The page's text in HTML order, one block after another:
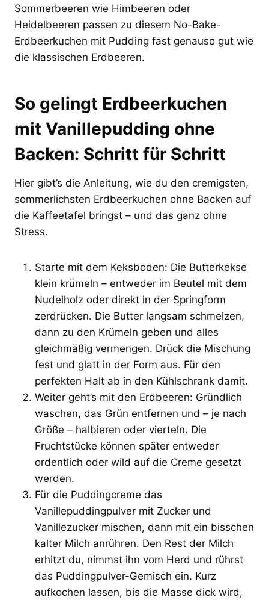
Sommerbeeren wie Himbeeren oder
Heidelbeeren passen zu diesem No-Bake-
Erdbeerkuchen mit Pudding fast genauso gut wie
die klassischen Erdbeeren.
So gelingt Erdbeerkuchen
mit Vanillepudding ohne
Backen: Schritt für Schritt
Hier gibt’s die Anleitung, wie du den cremigsten,
sommerlichsten Erdbeerkuchen ohne Backen auf
die Kaffeetafel bringst – und das ganz ohne
Stress.
Starte mit dem Keksboden: Die Butterkekse
klein krümeln – entweder im Beutel mit dem
Nudelholz oder direkt in der Springform
zerdrücken. Die Butter langsam schmelzen,
dann zu den Krümeln geben und alles
gleichmäßig vermengen. Drück die Mischung
fest und glatt in der Form aus. Für den
perfekten Halt ab in den Kühlschrank damit.
Weiter geht’s mit den Erdbeeren: Gründlich
waschen, das Grün entfernen und – je nach
Größe – halbieren oder vierteln. Die
Fruchtstücke können später entweder
ordentlich oder wild auf die Creme gesetzt
werden.
Für die Puddingcreme das
Vanillepuddingpulver mit Zucker und
Vanillezucker mischen, dann mit ein bisschen
kalter Milch anrühren. Den Rest der Milch
erhitzt du, nimmst ihn vom Herd und rührst
das Puddingpulver-Gemisch ein. Kurz
aufkochen lassen, bis die Masse dick wird,